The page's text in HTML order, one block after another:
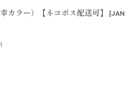
カラー）【ネコポス配送可】 [JAN